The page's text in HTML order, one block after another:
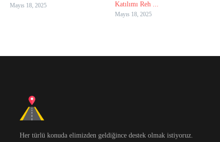
Mayıs 18, 2025
Katılımı Reh ...
Mayıs 18, 2025
Her türlü konuda elimizden geldiğince destek olmak istiyoruz.